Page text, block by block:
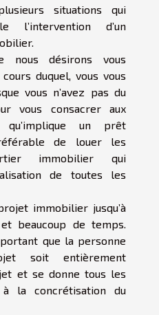
situations qui
l’intervention d’un
nous désirons vous
duquel, vous vous
vous n’avez pas du
vous consacrer aux
qu’implique un prêt
de louer les
immobilier qui
de toutes les
immobilier jusqu’à
beaucoup de temps.
que la personne
soit entièrement
et se donne tous les
la concrétisation du